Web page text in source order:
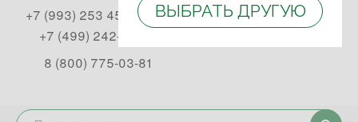
ВЫБРАТЬ ДРУГУЮ
+7 (993) 253 45 93
+7 (499) 242-90-85
8 (800) 775-03-81